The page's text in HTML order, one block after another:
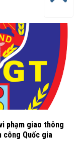
phạm giao thông
công Quốc gia